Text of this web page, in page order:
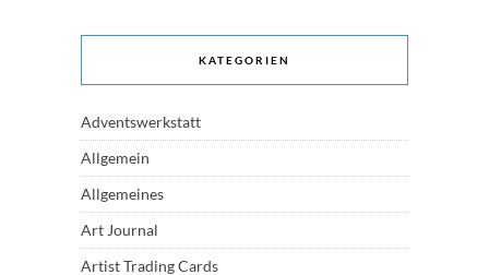
KATEGORIEN
Adventswerkstatt
Allgemein
Allgemeines
Art Journal
Artist Trading Cards